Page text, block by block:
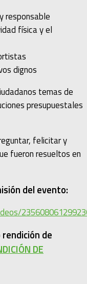
responsable
física y el
dignos
temas de
presupuestales
felicitar y
fueron resueltos en
del evento:
de
DE